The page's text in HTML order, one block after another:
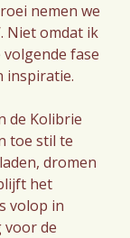
nemen we
Niet omdat ik
fase
inspiratie.
de Kolibrie
toe stil te
dromen
het
volop in
voor de